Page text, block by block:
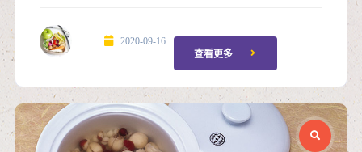
2020-09-16
查看更多